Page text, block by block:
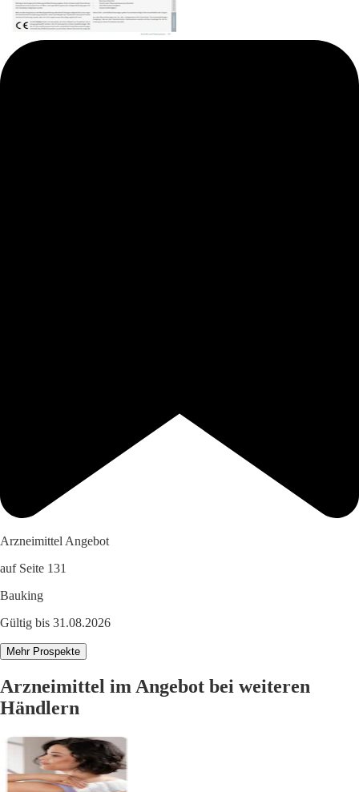
Arzneimittel Angebot
auf Seite 131
Bauking
Gültig bis 31.08.2026
Mehr Prospekte
Arzneimittel im Angebot bei weiteren
Händlern